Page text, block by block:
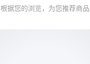
这些因素共同决定
根据您的浏览，为您推荐商品